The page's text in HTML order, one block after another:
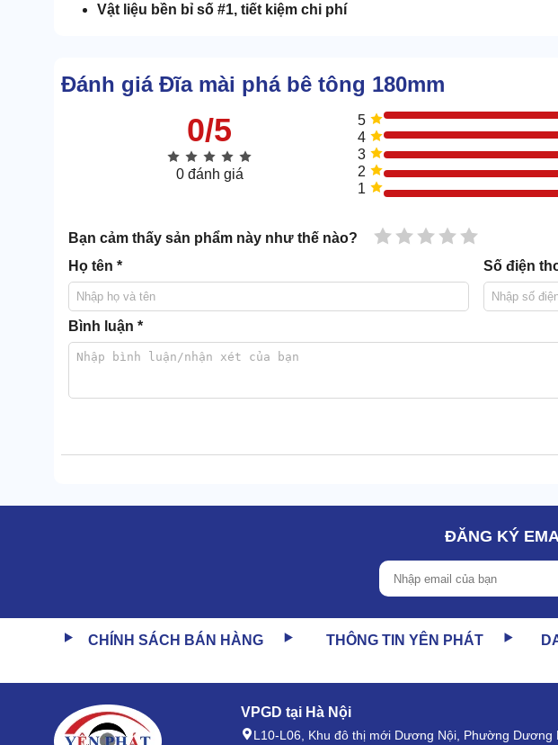
Vật liệu bền bỉ số #1, tiết kiệm chi phí
Không chỉ cà phẳng bê tông siêu nhanh, chất liệu này còn không bị làm mòn.
Bạn không phải thay mới các lưỡi mài thường xuyên, tiết kiệm 70% phí
khác.
Phần đĩa làm bằng hợp kim thép cacbon, chịu được lực quay mạnh với tốc
Đánh giá Đĩa mài phá bê tông 180mm
0/5
0 đánh giá
5
4
3
2
1
Bạn cảm thấy sản phẩm này như thế nào? 5 sao
4 sao
3 sao
2 sao
1 sao
Họ tên * Số điện
Bình luận *
ĐĂNG KÝ
CHÍNH SÁCH BÁN HÀNG THÔNG TIN YÊN PHÁT
VPGD tại Hà Nội
L10-L06, Khu đô thị mới Dương Nội, Phường Dương